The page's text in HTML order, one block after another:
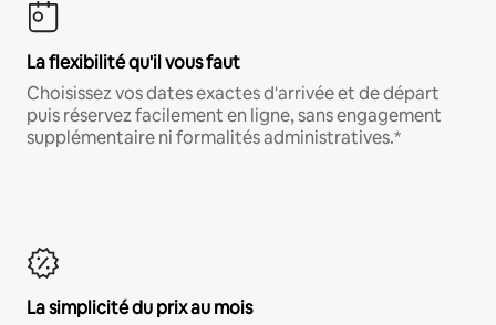
La flexibilité qu'il vous faut
Choisissez vos dates exactes d'arrivée et de départ
puis réservez facilement en ligne, sans engagement
supplémentaire ni formalités administratives.*
La simplicité du prix au mois